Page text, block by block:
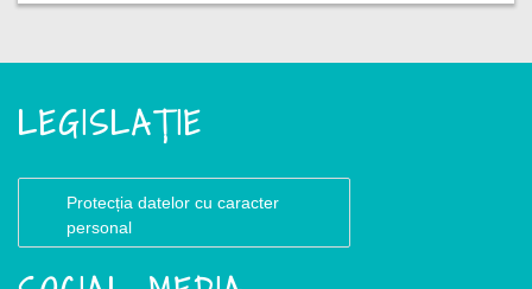
LEGISLAȚIE
Protecția datelor cu caracter
personal